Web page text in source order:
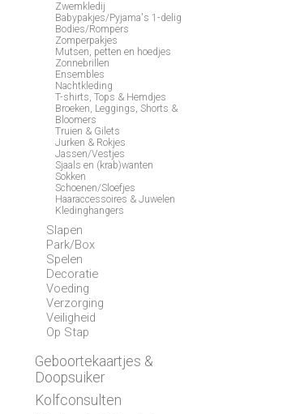
Zwemkledij
Babypakjes/Pyjama's 1-delig
Bodies/Rompers
Zomperpakjes
Mutsen, petten en hoedjes
Zonnebrillen
Ensembles
Nachtkleding
T-shirts, Tops & Hemdjes
Broeken, Leggings, Shorts &
Bloomers
Truien & Gilets
Jurken & Rokjes
Jassen/Vestjes
Sjaals en (krab)wanten
Sokken
Schoenen/Sloefjes
Haaraccessoires & Juwelen
Kledinghangers
Slapen
Park/Box
Spelen
Decoratie
Voeding
Verzorging
Veiligheid
Op Stap
Geboortekaartjes &
Doopsuiker
Kolfconsulten